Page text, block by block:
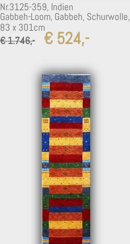
Nr.3125-359, Indien
Gabbeh-Loom, Gabbeh, Schurwolle,
83 x 301cm
€ 1.746,-
€ 524,-